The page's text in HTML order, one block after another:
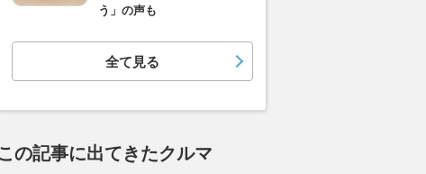
う」の声も
全て見る
の記事に出てきたクルマ